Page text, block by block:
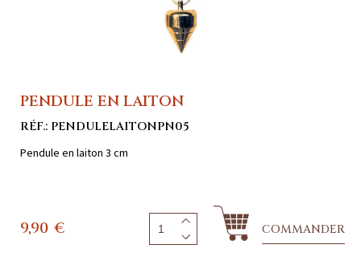
PENDULE EN LAITON
RÉF.: PENDULELAITONPN05
Pendule en laiton 3 cm
9,90 € COMMANDER